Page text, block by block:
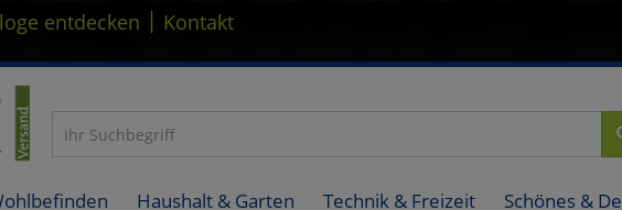
entdecken | Kontakt
Haushalt & Garten Technik & Freizeit Schönes &